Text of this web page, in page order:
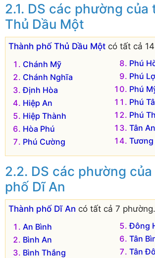
DS các phường của
Thủ Dầu Một
Thành phố Thủ Dầu Một có tất cả
Chánh Mỹ
Chánh Nghĩa
Định Hòa
Hiệp An
Hiệp Thành
Hòa Phú
Phú Cường
Phú
Phú
Phú
Phú
Phú
Tân An
Tương
DS các phường
phố Dĩ An
Thành phố Dĩ An có tất cả 7 phường.
An Bình
Bình An
Bình Thắng
Đông
Tân
Tân